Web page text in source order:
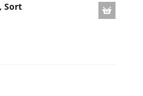
Sort